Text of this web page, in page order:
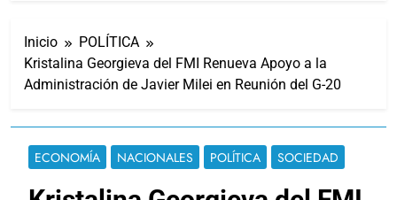
Inicio
POLÍTICA
Kristalina Georgieva del FMI Renueva Apoyo a la
Administración de Javier Milei en Reunión del G-20
ECONOMÍA NACIONALES POLÍTICA SOCIEDAD